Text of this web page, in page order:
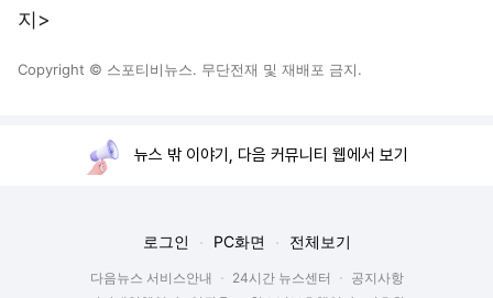
지>
Copyright © 스포티비뉴스. 무단전재 및 재배포 금지.
뉴스 밖 이야기, 다음 커뮤니티 웹에서 보기
로그인 PC화면 전체보기
다음뉴스 서비스안내 24시간 뉴스센터
공지사항